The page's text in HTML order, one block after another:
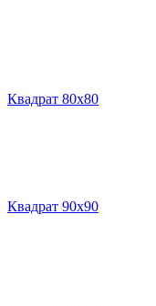
Квадрат 80х80
Квадрат 90х90